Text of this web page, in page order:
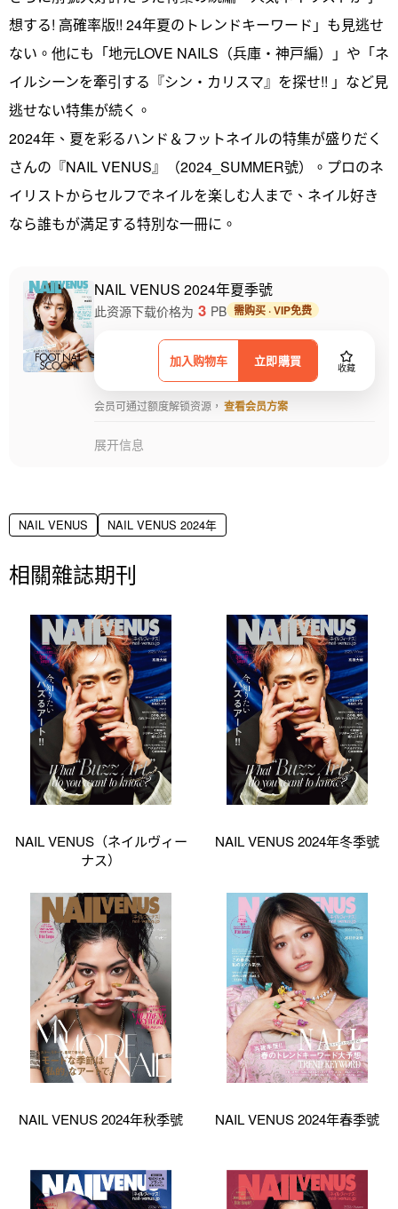
想する! 高確率版!! 24年夏のトレンドキーワード」も見逃せ
ない。他にも「地元LOVE NAILS（兵庫・神戸編）」や「ネ
イルシーンを牽引する『シン・カリスマ』を探せ!! 」など見
逃せない特集が続く。
2024年、夏を彩るハンド＆フットネイルの特集が盛りだく
さんの『NAIL VENUS』（2024_SUMMER號）。プロのネ
イリストからセルフでネイルを楽しむ人まで、ネイル好き
なら誰もが満足する特別な一冊に。
NAIL VENUS 2024年夏季號
加入购物车 立即購買 收藏
此资源下载价格为 3 PB 需购买 · VIP免费
会员可通过额度解锁资源， 查看会员方案
展开信息
NAIL VENUS NAIL VENUS 2024年
相關雜誌期刊
NAIL VENUS（ネイルヴィー
ナス）
NAIL VENUS 2024年冬季號
NAIL VENUS 2024年秋季號 NAIL VENUS 2024年春季號